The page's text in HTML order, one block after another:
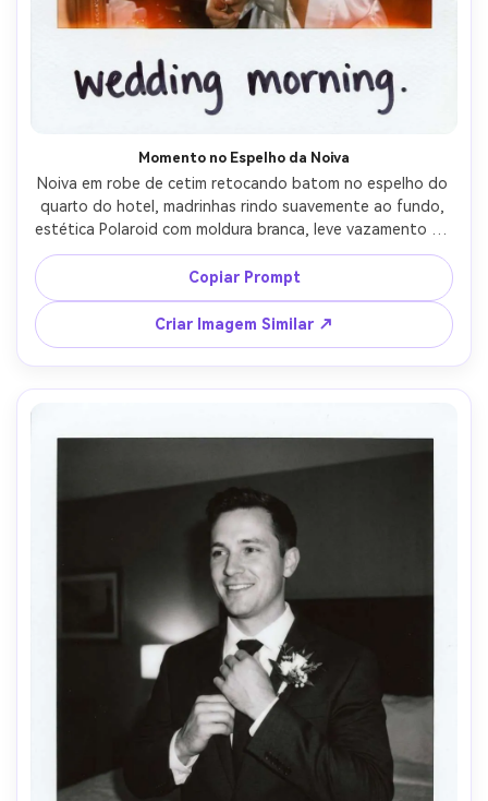
Momento no Espelho da Noiva
Noiva em robe de cetim retocando batom no espelho do
quarto do hotel, madrinhas rindo suavemente ao fundo,
estética Polaroid com moldura branca, leve vazamento de
luz, textura natural da pele, flash direto na câmera, grão
suave e exposição imperfeita, captado com lente 50mm,
enquadramento próximo, clima íntimo de preparação,
"manhã de casamento" manuscrito na borda --ar 4:5
Copiar Prompt
Criar Imagem Similar ↗